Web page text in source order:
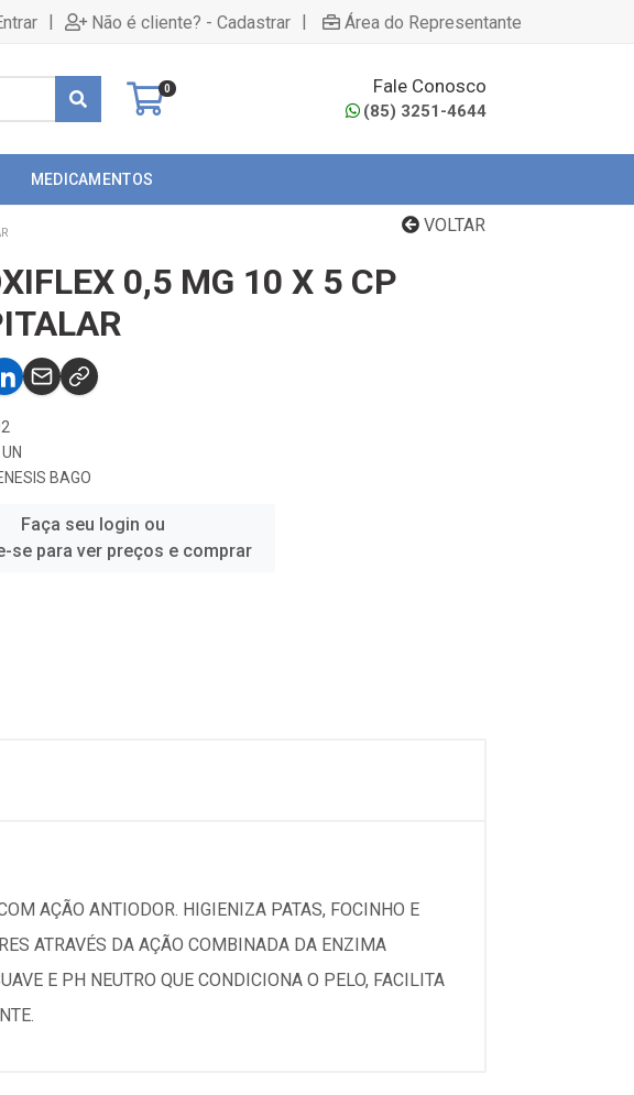
| Não é cliente? - Cadastrar | Área do Representante
0 Fale Conosco
(85) 3251-4644
MEDICAMENTOS
VOLTAR
0,5 MG 10 X 5 CP
BAGO
Faça seu login ou
se para ver preços e comprar
AÇÃO ANTIODOR. HIGIENIZA PATAS, FOCINHO E
ATRAVÉS DA AÇÃO COMBINADA DA ENZIMA
E PH NEUTRO QUE CONDICIONA O PELO, FACILITA